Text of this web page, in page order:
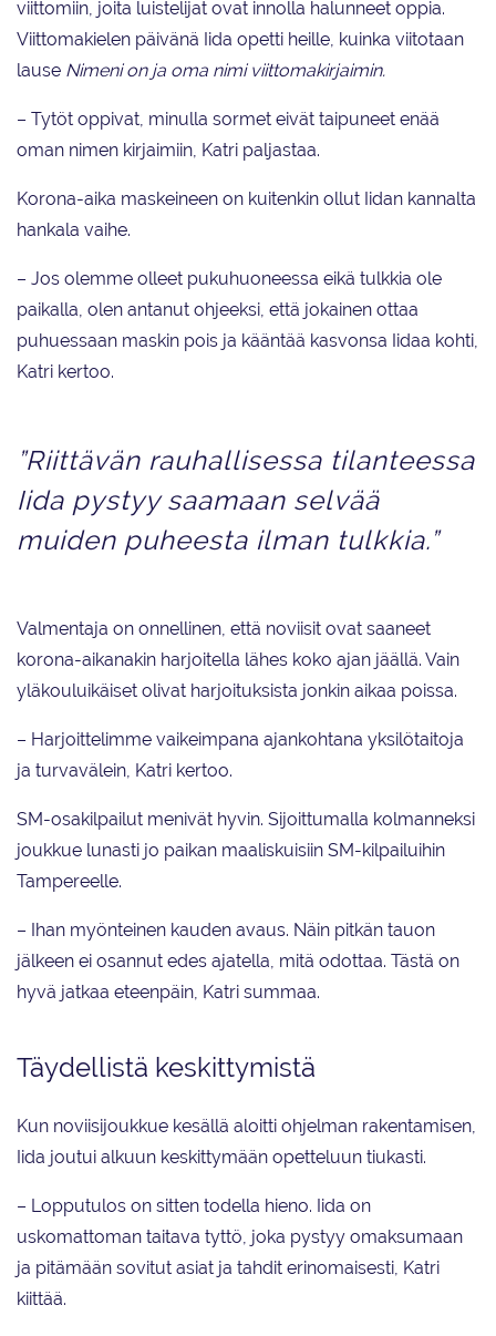
viittomiin, joita luistelijat ovat innolla halunneet oppia.
Viittomakielen päivänä Iida opetti heille, kuinka viitotaan
lause Nimeni on ja oma nimi viittomakirjaimin.
– Tytöt oppivat, minulla sormet eivät taipuneet enää
oman nimen kirjaimiin, Katri paljastaa.
Korona-aika maskeineen on kuitenkin ollut Iidan kannalta
hankala vaihe.
– Jos olemme olleet pukuhuoneessa eikä tulkkia ole
paikalla, olen antanut ohjeeksi, että jokainen ottaa
puhuessaan maskin pois ja kääntää kasvonsa Iidaa kohti,
Katri kertoo.
”Riittävän rauhallisessa tilanteessa
Iida pystyy saamaan selvää
muiden puheesta ilman tulkkia.”
Valmentaja on onnellinen, että noviisit ovat saaneet
korona-aikanakin harjoitella lähes koko ajan jäällä. Vain
yläkouluikäiset olivat harjoituksista jonkin aikaa poissa.
– Harjoittelimme vaikeimpana ajankohtana yksilötaitoja
ja turvavälein, Katri kertoo.
SM-osakilpailut menivät hyvin. Sijoittumalla kolmanneksi
joukkue lunasti jo paikan maaliskuisiin SM-kilpailuihin
Tampereelle.
– Ihan myönteinen kauden avaus. Näin pitkän tauon
jälkeen ei osannut edes ajatella, mitä odottaa. Tästä on
hyvä jatkaa eteenpäin, Katri summaa.
Täydellistä keskittymistä
Kun noviisijoukkue kesällä aloitti ohjelman rakentamisen,
Iida joutui alkuun keskittymään opetteluun tiukasti.
– Lopputulos on sitten todella hieno. Iida on
uskomattoman taitava tyttö, joka pystyy omaksumaan
ja pitämään sovitut asiat ja tahdit erinomaisesti, Katri
kiittää.